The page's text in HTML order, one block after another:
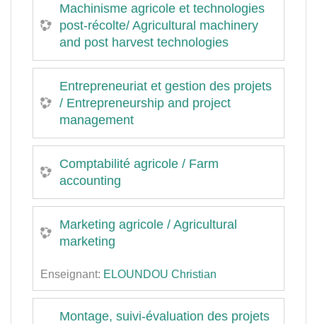
Machinisme agricole et technologies
post-récolte/ Agricultural machinery
and post harvest technologies
Entrepreneuriat et gestion des projets
/ Entrepreneurship and project
management
Comptabilité agricole / Farm
accounting
Marketing agricole / Agricultural
marketing
Enseignant: ELOUNDOU Christian
Montage, suivi-évaluation des projets